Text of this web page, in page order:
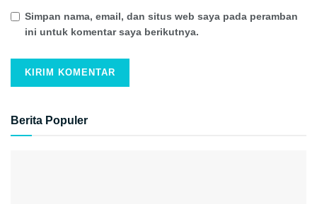
Simpan nama, email, dan situs web saya pada peramban
ini untuk komentar saya berikutnya.
Berita Populer